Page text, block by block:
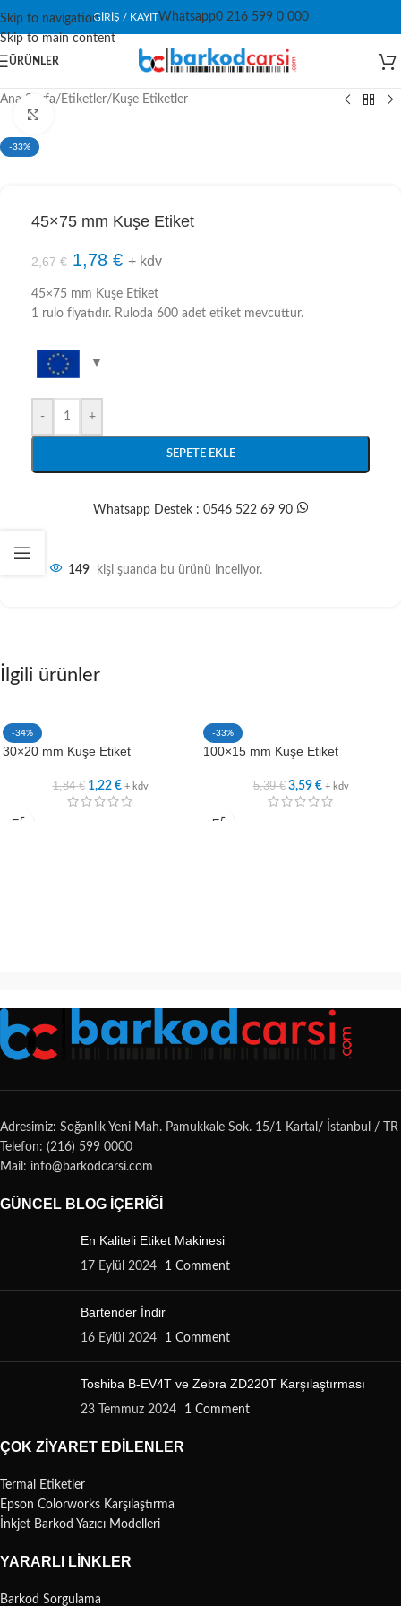
Skip to navigation
Skip to main content
GIRIŞ / KAYITWhatsapp0 216 599 0 000
ÜRÜNLER
Ana Sayfa/ Etiketler/ Kuşe Etiketler
-33%
45×75 mm Kuşe Etiket
2,67€ 1,78 € + kdv
45×75 mm Kuşe Etiket
1 rulo fiyatıdır. Ruloda 600 adet etiket mevcuttur.
- +
SEPETE EKLE
Whatsapp Destek : 0546 522 69 90
149 kişi şuanda bu ürünü inceliyor.
İlgili ürünler
-34%
30×20 mm Kuşe Etiket
1,84€ 1,22 € + kdv
-33%
100×15 mm Kuşe Etiket
5,39€ 3,59 € + kdv
Adresimiz: Soğanlık Yeni Mah. Pamukkale Sok. 15/1 Kartal/ İstanbul / TR
Telefon: (216) 599 0000
Mail: info@barkodcarsi.com
GÜNCEL BLOG İÇERIĞI
En Kaliteli Etiket Makinesi
17 Eylül 2024 1 Comment
Bartender İndir
16 Eylül 2024 1 Comment
Toshiba B-EV4T ve Zebra ZD220T Karşılaştırması
23 Temmuz 2024 1 Comment
ÇOK ZIYARET EDILENLER
Termal Etiketler
Epson Colorworks Karşılaştırma
İnkjet Barkod Yazıcı Modelleri
YARARLI LINKLER
Barkod Sorgulama